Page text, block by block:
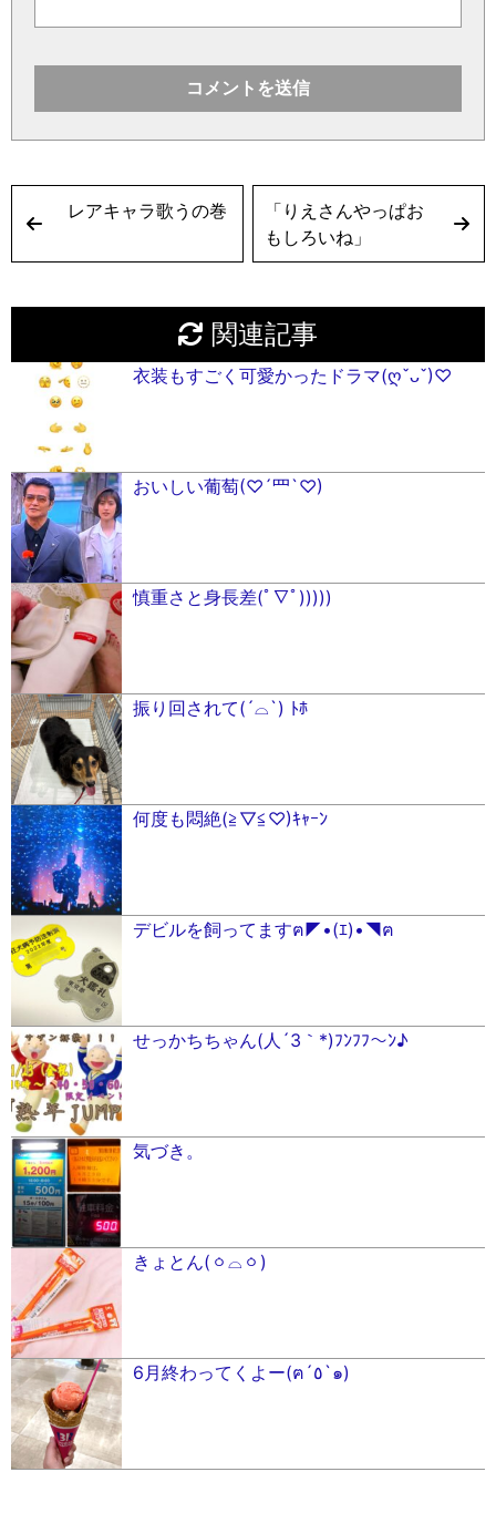
レアキャラ歌うの巻
「りえさんやっぱお
もしろいね」
関連記事
衣装もすごく可愛かったドラマ(ღˇᴗˇ)♡
おいしい葡萄(♡´罒`♡)
慎重さと身長差(ﾟ∇ﾟ︎)))))
振り回されて(´⌓`) ﾄﾎ
何度も悶絶(≧︎▽︎≦︎♡︎)ｷｬｰﾝ
デビルを飼ってますฅ◤•(ｴ)•◥ฅ
せっかちちゃん(人´3｀*)ﾌﾝﾌﾌ〜ﾝ♪︎
気づき。
きょとん(ㆁ⌓ㆁ)
6月終わってくよー(ฅ´٥`๑)